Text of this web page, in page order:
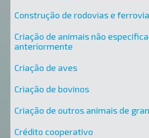
Construção de rodovias e
Criação de animais não
anteriormente
Criação de aves
Criação de bovinos
Criação de outros animais de
Crédito cooperativo